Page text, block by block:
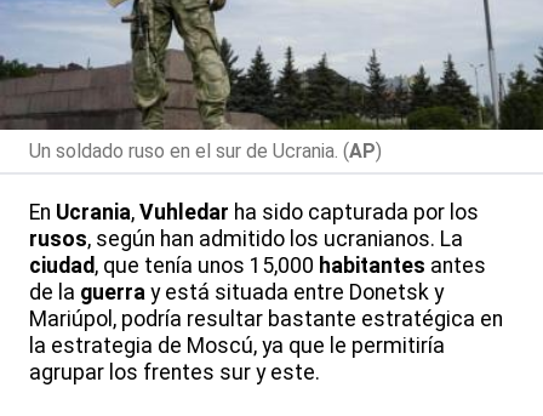
Un soldado ruso en el sur de Ucrania. (AP)
En Ucrania, Vuhledar ha sido capturada por los
rusos, según han admitido los ucranianos. La
ciudad, que tenía unos 15,000 habitantes antes
de la guerra y está situada entre Donetsk y
Mariúpol, podría resultar bastante estratégica en
la estrategia de Moscú, ya que le permitiría
agrupar los frentes sur y este.